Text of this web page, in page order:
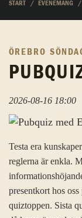
START EVENEMANG
ÖREBRO
2026-08-16 18:00
Testa era
reglerna är enkla.
presentkort hos
quiztoppen. Sista